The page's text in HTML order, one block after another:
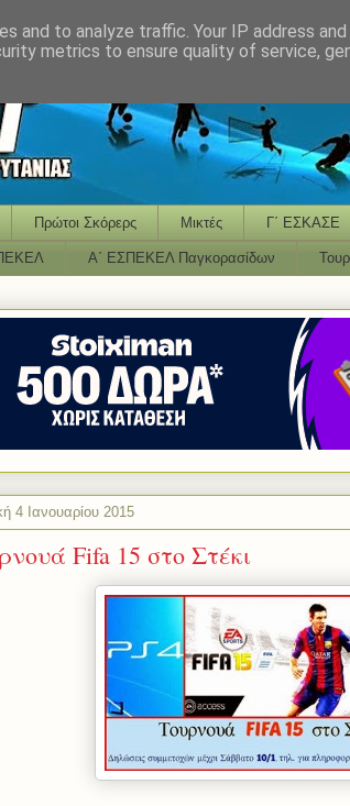
Πρώτοι Σκόρερς Μικτές Γ΄ ΕΣΚΑΣΕ
Α΄ ΕΣΠΕΚΕΛ Παγκορασίδων
4 Ιανουαρίου 2015
Fifa 15 στο Στέκι
and to analyze traffic. Your IP address
metrics to ensure quality of service,